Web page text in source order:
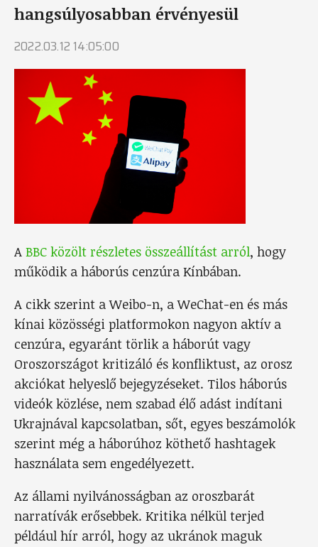
hangsúlyosabban érvényesül
2022.03.12 14:05:00
A BBC közölt részletes összeállítást arról, hogy
működik a háborús cenzúra Kínbában.
A cikk szerint a Weibo-n, a WeChat-en és más
kínai közösségi platformokon nagyon aktív a
cenzúra, egyaránt törlik a háborút vagy
Oroszországot kritizáló és konfliktust, az orosz
akciókat helyeslő bejegyzéseket. Tilos háborús
videók közlése, nem szabad élő adást indítani
Ukrajnával kapcsolatban, sőt, egyes beszámolók
szerint még a háborúhoz köthető hashtagek
használata sem engedélyezett.
Az állami nyilvánosságban az oroszbarát
narratívák erősebbek. Kritika nélkül terjed
például hír arról, hogy az ukránok maguk